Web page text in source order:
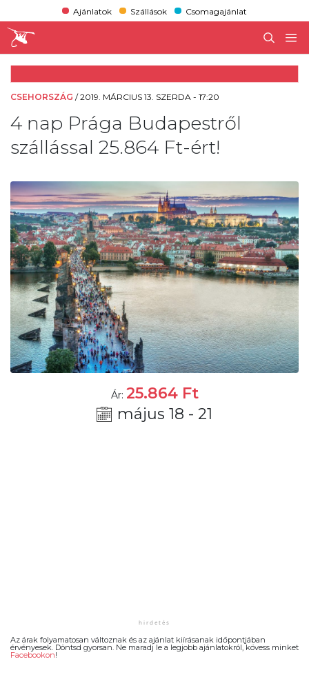
Ajánlatok Szállások Csomagajánlat
CSEHORSZÁG /2019. MÁRCIUS 13. SZERDA - 17:20
4 nap Prága Budapestről
szállással 25.864 Ft-ért!
Ár: 25.864 Ft
május 18 - 21
Az árak folyamatosan változnak és az ajánlat kiírásanak időpontjában
érvényesek. Döntsd gyorsan. Ne maradj le a legjobb ajánlatokról, kövess minket
Facebookon!